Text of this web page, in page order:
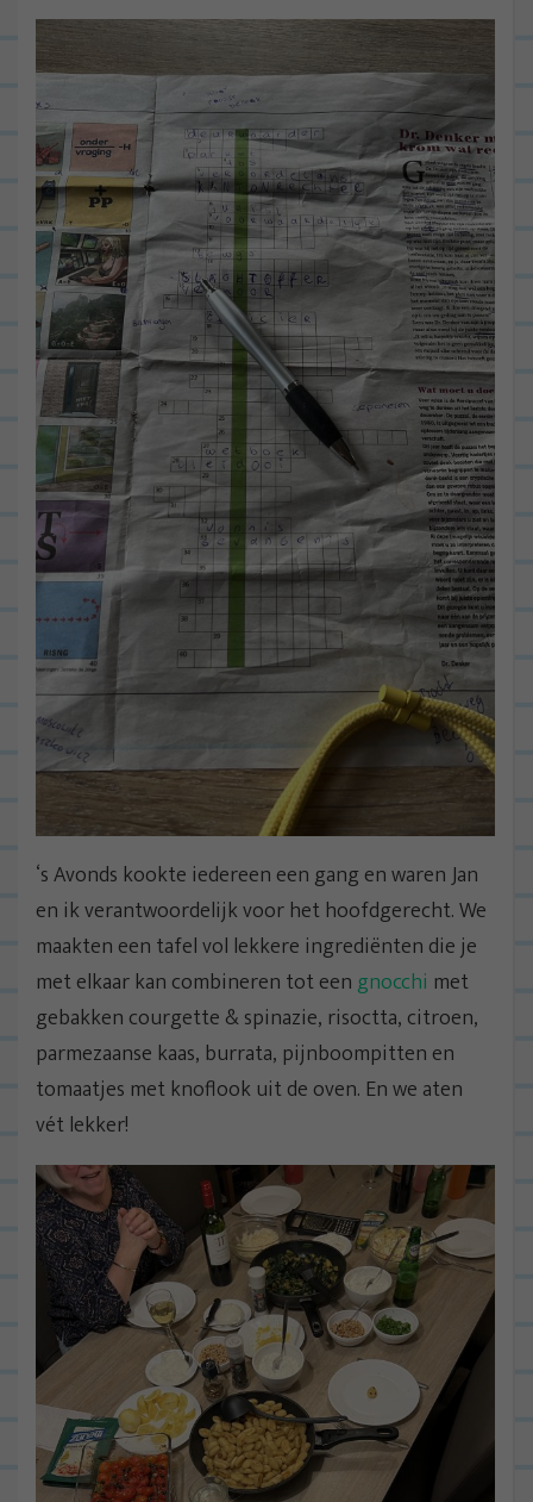
‘s Avonds kookte iedereen een gang en waren Jan
en ik verantwoordelijk voor het hoofdgerecht. We
maakten een tafel vol lekkere ingrediënten die je
met elkaar kan combineren tot een gnocchi met
gebakken courgette & spinazie, risoctta, citroen,
parmezaanse kaas, burrata, pijnboompitten en
tomaatjes met knoflook uit de oven. En we aten
vét lekker!